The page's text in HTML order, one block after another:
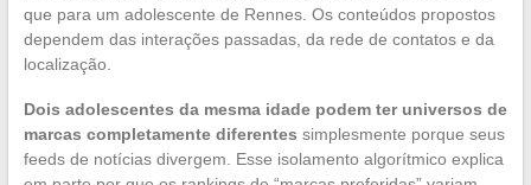
que para um adolescente de Rennes. Os conteúdos propostos
dependem das interações passadas, da rede de contatos e da
localização.
Dois adolescentes da mesma idade podem ter universos de
marcas completamente diferentes simplesmente porque seus
feeds de notícias divergem. Esse isolamento algorítmico explica